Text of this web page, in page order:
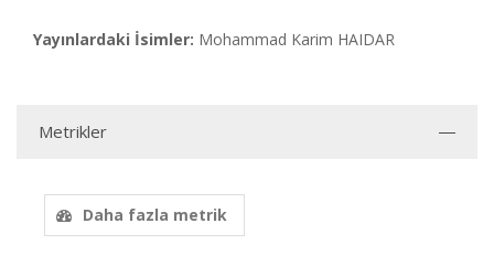
Yayınlardaki İsimler: Mohammad Karim HAIDAR
Metrikler
Daha fazla metrik